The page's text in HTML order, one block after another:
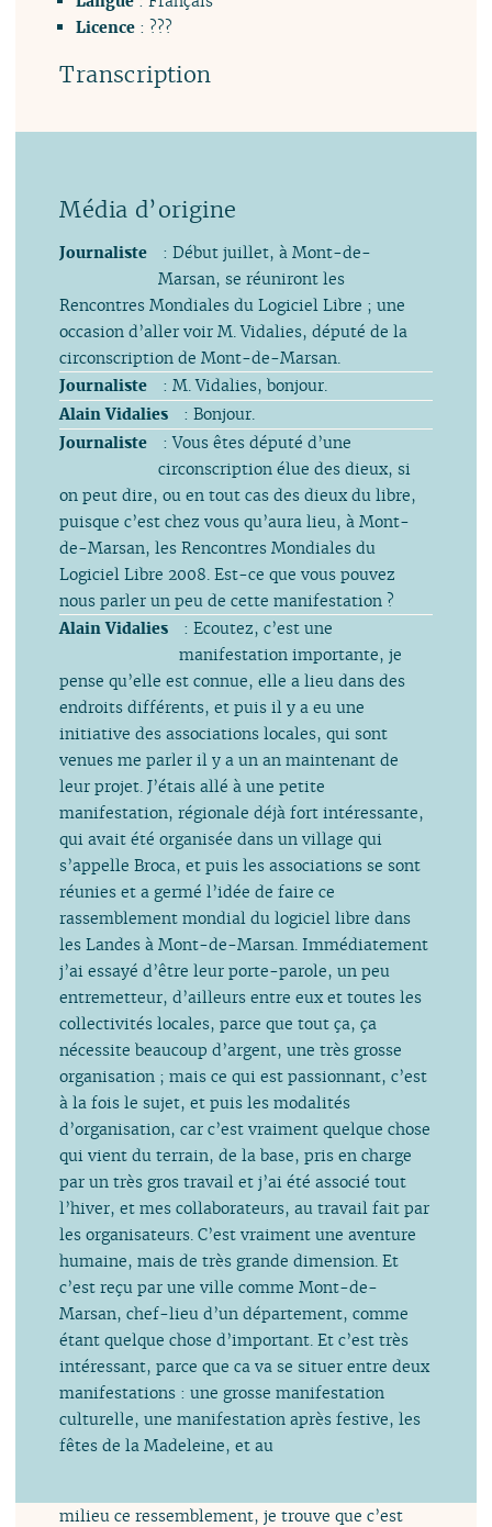
Licence: ???
Transcription
Journaliste
: Début juillet, à Mont-de-
Marsan, se réuniront les
Rencontres Mondiales du Logiciel Libre ; une
occasion d’aller voir M. Vidalies, député de la
circonscription de Mont-de-Marsan.
Journaliste
: M. Vidalies, bonjour.
Alain Vidalies
: Bonjour.
Journaliste
: Vous êtes député d’une
circonscription élue des dieux, si
on peut dire, ou en tout cas des dieux du libre,
puisque c’est chez vous qu’aura lieu, à Mont-
de-Marsan, les Rencontres Mondiales du
Logiciel Libre 2008. Est-ce que vous pouvez
nous parler un peu de cette manifestation ?
Alain Vidalies
: Ecoutez, c’est une
manifestation importante, je
pense qu’elle est connue, elle a lieu dans des
endroits différents, et puis il y a eu une
initiative des associations locales, qui sont
venues me parler il y a un an maintenant de
leur projet. J’étais allé à une petite
manifestation, régionale déjà fort intéressante,
qui avait été organisée dans un village qui
s’appelle Broca, et puis les associations se sont
réunies et a germé l’idée de faire ce
rassemblement mondial du logiciel libre dans
les Landes à Mont-de-Marsan. Immédiatement
j’ai essayé d’être leur porte-parole, un peu
entremetteur, d’ailleurs entre eux et toutes les
collectivités locales, parce que tout ça, ça
nécessite beaucoup d’argent, une très grosse
organisation ; mais ce qui est passionnant, c’est
à la fois le sujet, et puis les modalités
d’organisation, car c’est vraiment quelque chose
qui vient du terrain, de la base, pris en charge
par un très gros travail et j’ai été associé tout
l’hiver, et mes collaborateurs, au travail fait par
les organisateurs. C’est vraiment une aventure
humaine, mais de très grande dimension. Et
c’est reçu par une ville comme Mont-de-
Marsan, chef-lieu d’un département, comme
étant quelque chose d’important. Et c’est très
intéressant, parce que ca va se situer entre deux
manifestations : une grosse manifestation
culturelle, une manifestation après festive, les
fêtes de la Madeleine, et au
milieu ce ressemblement, je trouve que c’est